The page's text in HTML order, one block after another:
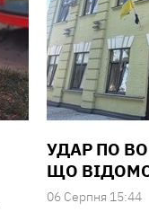
УДАР ПО
ЩО
06 Серпня 15:44